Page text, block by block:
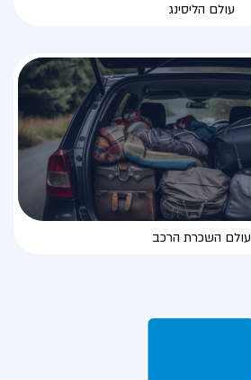
עולם הליסינג
עולם השכרת הרכב